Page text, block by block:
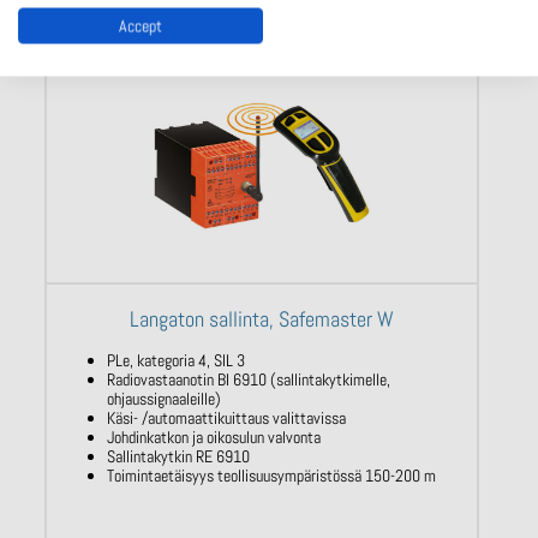
Langaton sallinta, Safemaster W
PLe, kategoria 4, SIL 3
Radiovastaanotin BI 6910 (sallintakytkimelle,
ohjaussignaaleille)
Käsi- /automaattikuittaus valittavissa
Johdinkatkon ja oikosulun valvonta
Sallintakytkin RE 6910
Toimintaetäisyys teollisuusympäristössä 150-200 m
Accept